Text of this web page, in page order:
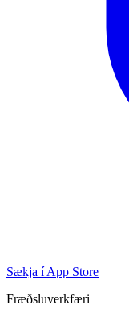
Sækja í App Store
Fræðsluverkfæri